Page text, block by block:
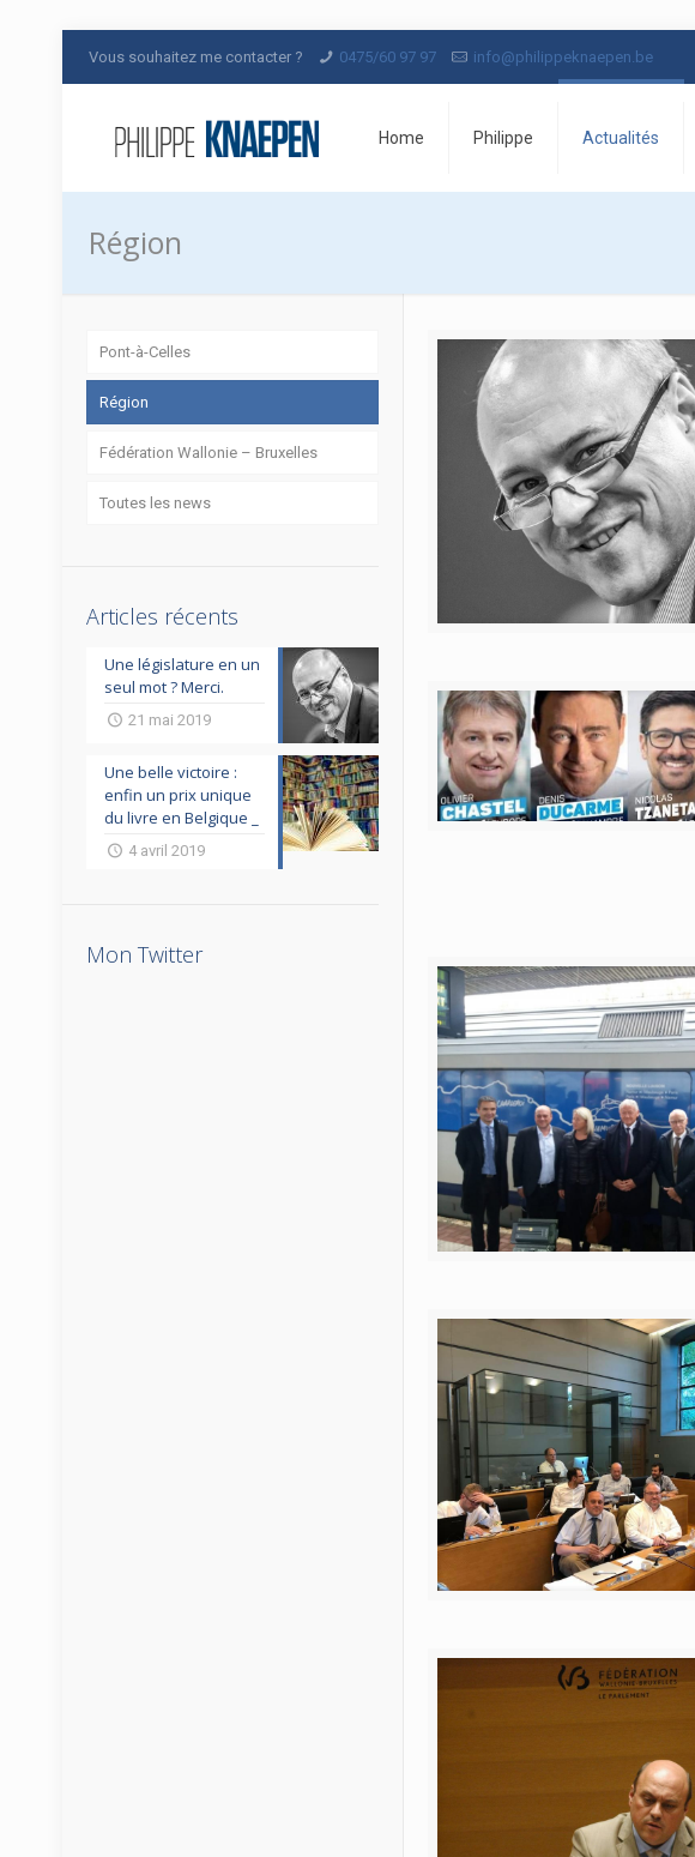
Vous souhaitez me contacter ? 0475/60 97 97 info@philippeknaepen.be
Home Philippe Actualités
Région
Pont-à-Celles
Région
Fédération Wallonie – Bruxelles
Toutes les news
Articles récents
Une législature en un
seul mot ? Merci.
21 mai 2019
Une belle victoire :
enfin un prix unique
du livre en Belgique _
4 avril 2019
Mon Twitter